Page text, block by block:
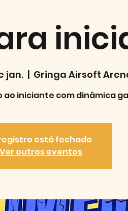
jan.
  |
Gringa Airsoft
ao iniciante com dinâmica
está fechado
Ver outros eventos